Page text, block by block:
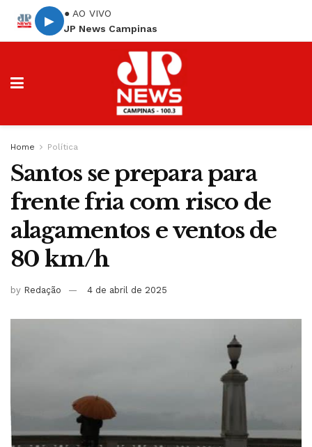
▶
● AO VIVO
JP News Campinas
Home Política
Santos se prepara para
frente fria com risco de
alagamentos e ventos de
80 km/h
by Redação 4 de abril de 2025